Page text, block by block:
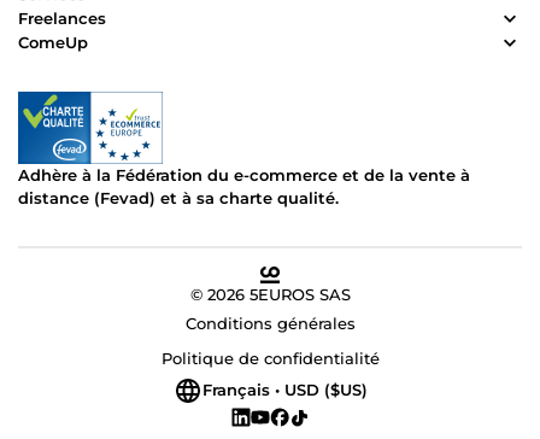
Freelances
ComeUp
Adhère à la Fédération du e-commerce et de la vente à
distance (Fevad) et à sa charte qualité.
© 2026 5EUROS SAS
Conditions générales
Politique de confidentialité
Français • USD ($US)